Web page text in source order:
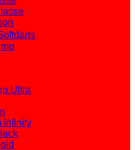
Ultra
Infinity